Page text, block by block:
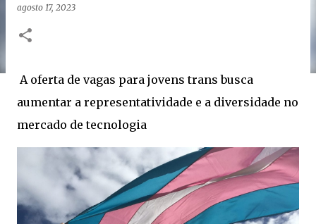
agosto 17, 2023
A oferta de vagas para jovens trans busca
aumentar a representatividade e a diversidade no
mercado de tecnologia